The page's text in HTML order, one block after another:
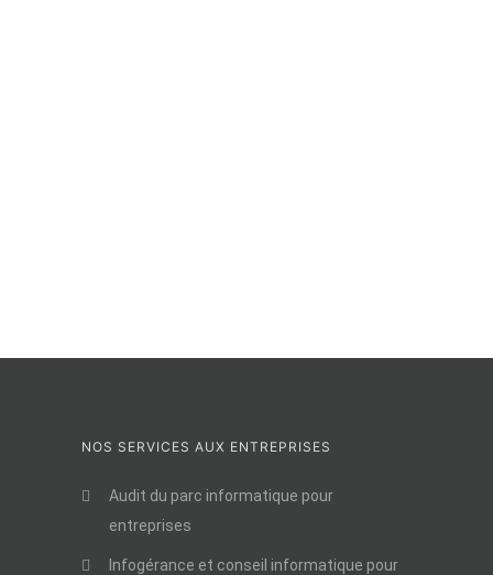
NOS SERVICES AUX ENTREPRISES
Audit du parc informatique pour
entreprises
Infogérance et conseil informatique pour